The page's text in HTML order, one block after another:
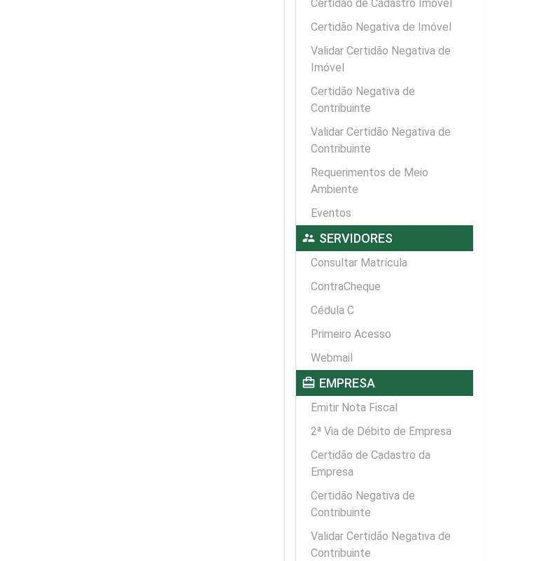
Certidão de Cadastro Imóvel
Certidão Negativa de Imóvel
Validar Certidão Negativa de
Imóvel
Certidão Negativa de
Contribuinte
Validar Certidão Negativa de
Contribuinte
Requerimentos de Meio
Ambiente
Eventos
supervisor_account SERVIDORES
Consultar Matrícula
ContraCheque
Cédula C
Primeiro Acesso
Webmail
card_travel EMPRESA
Emitir Nota Fiscal
2ª Via de Débito de Empresa
Certidão de Cadastro da
Empresa
Certidão Negativa de
Contribuinte
Validar Certidão Negativa de
Contribuinte